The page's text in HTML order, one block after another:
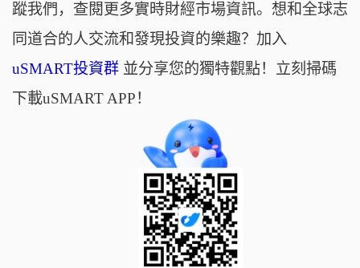
蹤我們，查閱更多實時財經市場資訊。想和全球志
同道合的人交流和發現投資的樂趣？加入
uSMART投資群並分享您的獨特觀點！立刻掃碼
下載uSMART APP！